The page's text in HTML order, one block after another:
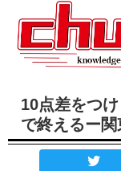
10点差をつ
で終えるー